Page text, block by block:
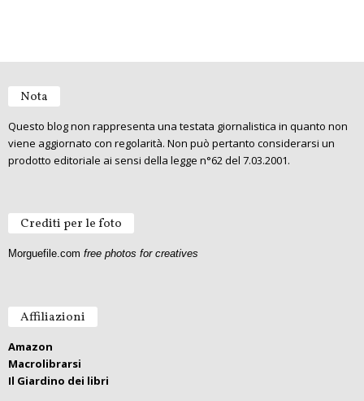
Nota
Questo blog non rappresenta una testata giornalistica in quanto non
viene aggiornato con regolarità. Non può pertanto considerarsi un
prodotto editoriale ai sensi della legge n°62 del 7.03.2001.
Crediti per le foto
Morguefile.com free photos for creatives
Affiliazioni
Amazon
Macrolibrarsi
Il Giardino dei libri